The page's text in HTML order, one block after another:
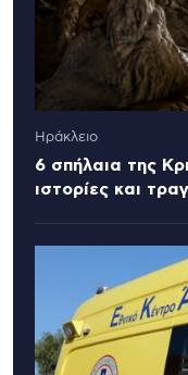
Ηράκλειο
6 σπήλαια της
ιστορίες και